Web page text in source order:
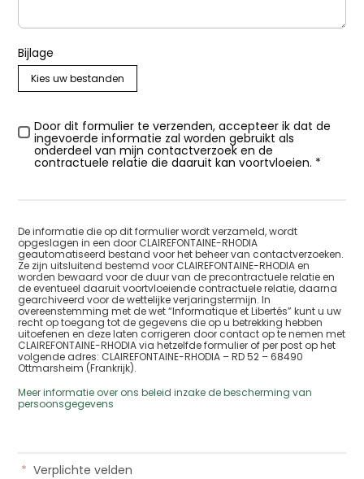
Bijlage
Kies uw bestanden
Door dit formulier te verzenden, accepteer ik dat de
ingevoerde informatie zal worden gebruikt als
onderdeel van mijn contactverzoek en de
contractuele relatie die daaruit kan voortvloeien. *
De informatie die op dit formulier wordt verzameld, wordt
opgeslagen in een door CLAIREFONTAINE-RHODIA
geautomatiseerd bestand voor het beheer van contactverzoeken.
Ze zijn uitsluitend bestemd voor CLAIREFONTAINE-RHODIA en
worden bewaard voor de duur van de precontractuele relatie en
de eventueel daaruit voortvloeiende contractuele relatie, daarna
gearchiveerd voor de wettelijke verjaringstermijn. In
overeenstemming met de wet “Informatique et Libertés” kunt u uw
recht op toegang tot de gegevens die op u betrekking hebben
uitoefenen en deze laten corrigeren door contact op te nemen met
CLAIREFONTAINE-RHODIA via hetzelfde formulier of per post op het
volgende adres: CLAIREFONTAINE-RHODIA – RD 52 – 68490
Ottmarsheim (Frankrijk).
Meer informatie over ons beleid inzake de bescherming van
persoonsgegevens
* Verplichte velden